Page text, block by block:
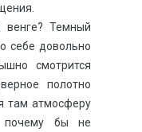
венге? Темный
себе довольно
смотрится
полотно
там атмосферу
почему бы не